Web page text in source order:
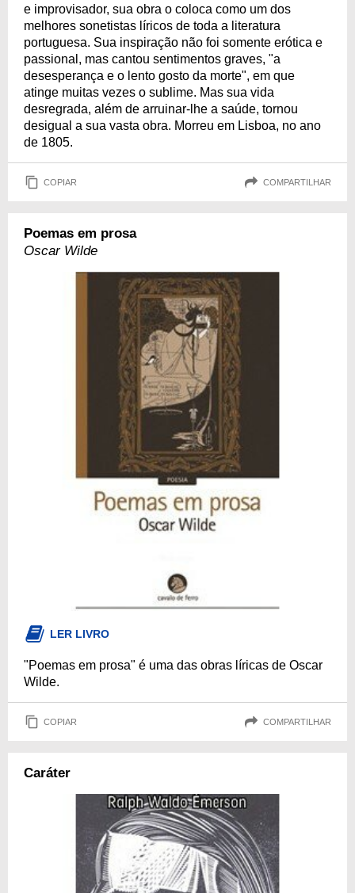
e improvisador, sua obra o coloca como um dos
melhores sonetistas líricos de toda a literatura
portuguesa. Sua inspiração não foi somente erótica e
passional, mas cantou sentimentos graves, "a
desesperança e o lento gosto da morte", em que
atinge muitas vezes o sublime. Mas sua vida
desregrada, além de arruinar-lhe a saúde, tornou
desigual a sua vasta obra. Morreu em Lisboa, no ano
de 1805.
COPIAR COMPARTILHAR
Poemas em prosa
Oscar Wilde
LER LIVRO
"Poemas em prosa" é uma das obras líricas de Oscar
Wilde.
COPIAR COMPARTILHAR
Caráter